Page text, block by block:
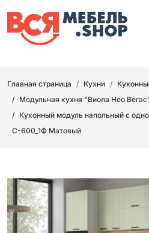
Главная страница Кухни
Модульная кухня "Виола Нео
Кухонный модуль напольный с
С-600_1Ф Матовый